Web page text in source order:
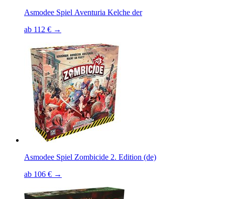
Asmodee Spiel Aventuria Kelche der
ab 112 € →
Asmodee Spiel Zombicide 2. Edition (de)
ab 106 € →